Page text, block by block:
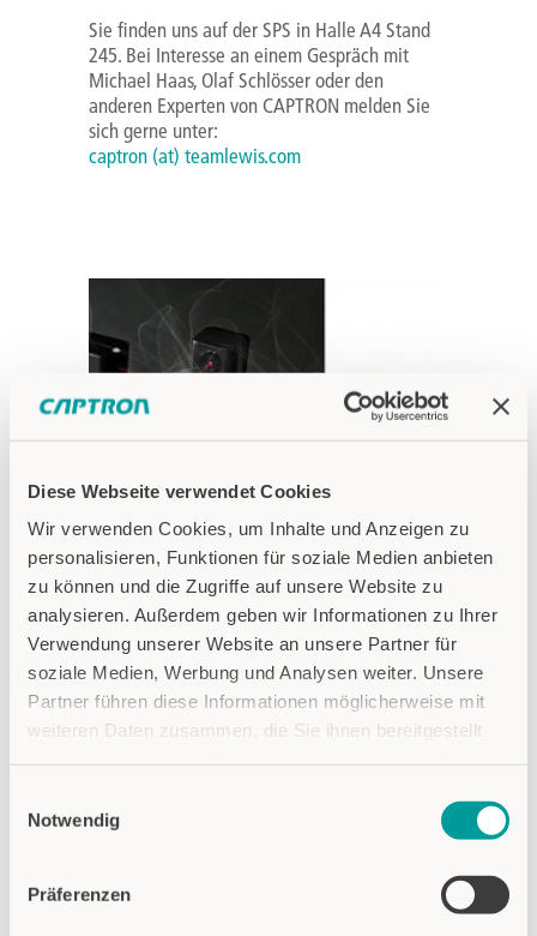
Diese Webseite verwendet Cookies
Wir verwenden Cookies, um Inhalte und Anzeigen zu
personalisieren, Funktionen für soziale Medien anbieten
zu können und die Zugriffe auf unsere Website zu
analysieren. Außerdem geben wir Informationen zu Ihrer
Verwendung unserer Website an unsere Partner für
soziale Medien, Werbung und Analysen weiter. Unsere
Partner führen diese Informationen möglicherweise mit
weiteren Daten zusammen, die Sie ihnen bereitgestellt
Notwendig
Präferenzen
Sie finden uns auf der SPS in Halle A4 Stand
245. Bei Interesse an einem Gespräch mit
Michael Haas, Olaf Schlösser oder den
anderen Experten von CAPTRON melden Sie
sich gerne unter:
captron (at) teamlewis.com